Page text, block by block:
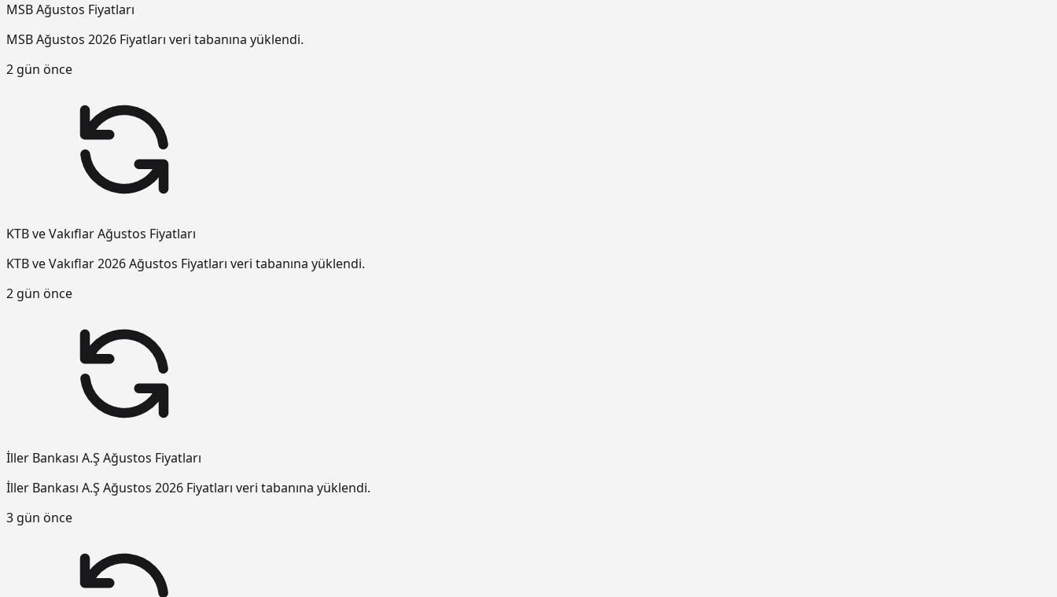
MSB Ağustos Fiyatları
MSB Ağustos 2026 Fiyatları veri tabanına yüklendi.
2 gün önce
KTB ve Vakıflar Ağustos Fiyatları
KTB ve Vakıflar 2026 Ağustos Fiyatları veri tabanına yüklendi.
2 gün önce
İller Bankası A.Ş Ağustos Fiyatları
İller Bankası A.Ş Ağustos 2026 Fiyatları veri tabanına yüklendi.
3 gün önce